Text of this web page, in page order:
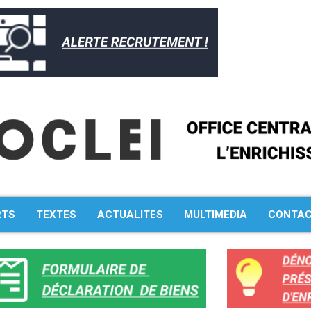
TEXTES ACTUALITES MULTIMEDIA